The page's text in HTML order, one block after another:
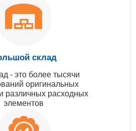
склад
- это более тысячи
оригинальных
различных расходных
элементов